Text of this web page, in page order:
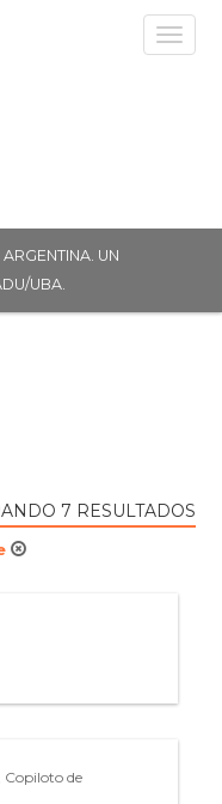
UN
UBA.
7 RESULTADOS
Copiloto de